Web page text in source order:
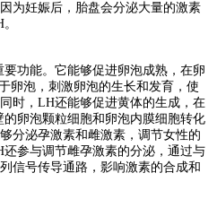
为妊娠后，胎盘会分泌大量的激素
功能。它能够促进卵泡成熟，在卵
卵泡，刺激卵泡的生长和发育，使
时，LH还能够促进黄体的生成，在
卵泡颗粒细胞和卵泡内膜细胞转化
分泌孕激素和雌激素，调节女性的
参与调节雌孕激素的分泌，通过与
信号传导通路，影响激素的合成和